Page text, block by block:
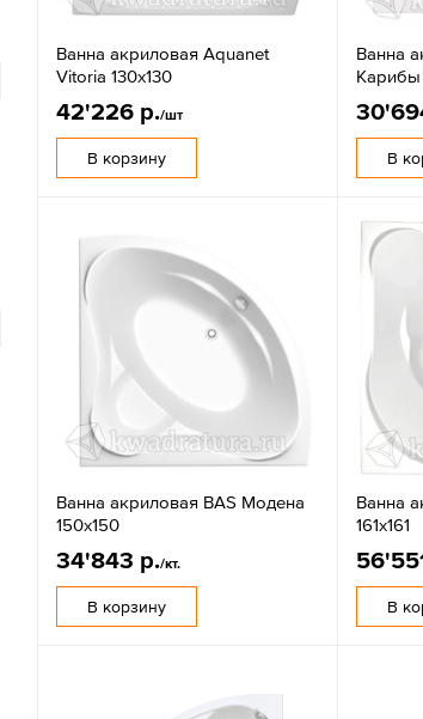
Ванна акриловая Aquanet
Vitoria 130х130
42'226 р./шт
В корзину
Ванна
Карибы
В
Ванна акриловая BAS Модена
150х150
34'843 р./кт.
В корзину
Ванна
161х161
В